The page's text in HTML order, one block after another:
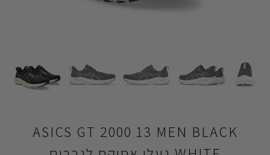
ASICS GT 2000 13 MEN BLACK